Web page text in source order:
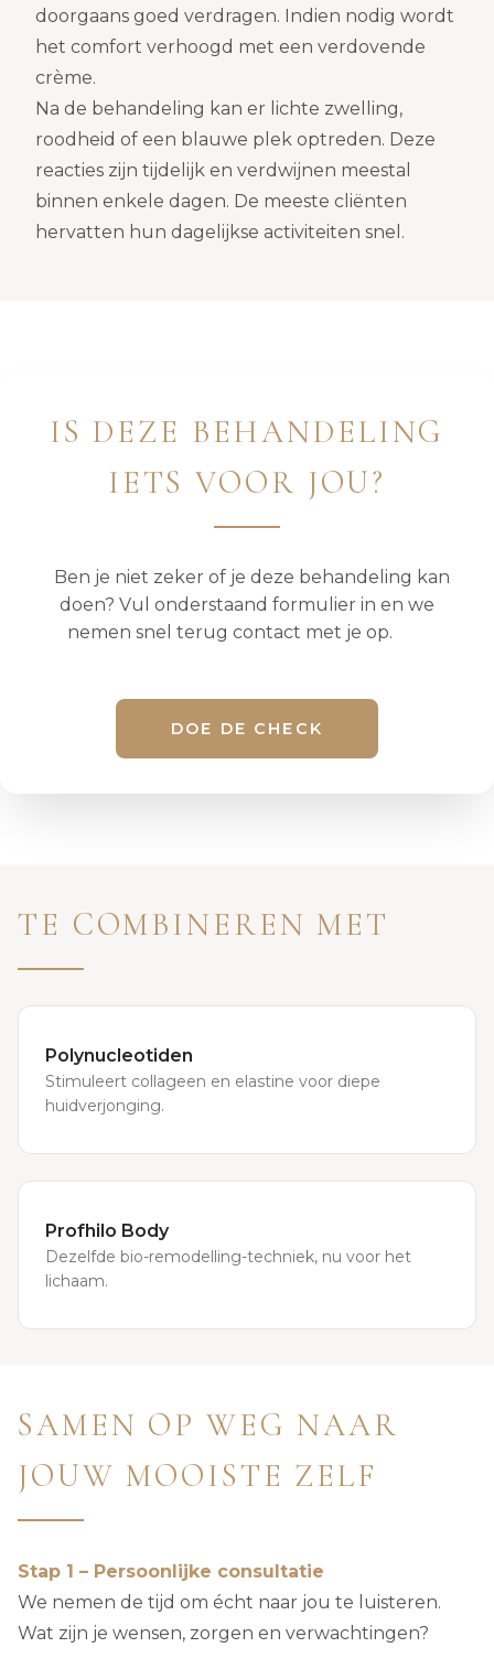
doorgaans goed verdragen. Indien nodig wordt
het comfort verhoogd met een verdovende
crème.
Na de behandeling kan er lichte zwelling,
roodheid of een blauwe plek optreden. Deze
reacties zijn tijdelijk en verdwijnen meestal
binnen enkele dagen. De meeste cliënten
hervatten hun dagelijkse activiteiten snel.
IS DEZE BEHANDELING
IETS VOOR JOU?
Ben je niet zeker of je deze behandeling kan
doen? Vul onderstaand formulier in en we
nemen snel terug contact met je op.
DOE DE CHECK
TE COMBINEREN MET
Polynucleotiden
Stimuleert collageen en elastine voor diepe
huidverjonging.
Profhilo Body
Dezelfde bio-remodelling-techniek, nu voor het
lichaam.
SAMEN OP WEG NAAR
JOUW MOOISTE ZELF
Stap 1 – Persoonlijke consultatie
We nemen de tijd om écht naar jou te luisteren.
Wat zijn je wensen, zorgen en verwachtingen?